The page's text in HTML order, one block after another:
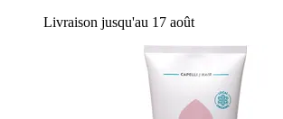
Livraison jusqu'au 17 août